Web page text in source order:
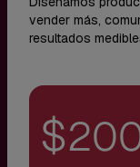
vender más,
resultados
$